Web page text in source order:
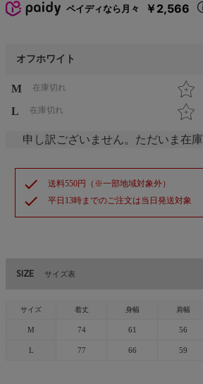
ペイディなら月々 ￥2,566
オフホワイト
M 在庫切れ
L
在庫切れ
申し訳ございません。ただいま在
check 送料550円（※一部地域対象外）
check 平日13時までのご注文は当日発送対象
SIZE サイズ表
サイズ 着丈 身幅 肩幅
M 74 61 56
L 77 66 59